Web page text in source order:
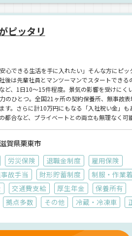
ピッタリ
心できる生活を手に入れたい」そんな方にピッ
は先輩社員とマンツーマンでスタートできる
ど、1日10〜15件程度。景気の影響を受けにく
のひとつ。全国21ヶ所の契約保養所、無事故
。さらに計10万円にもなる「入社祝い金」も
合など、プライベートとの両立も無理なく可
滋賀県栗東市
労災保険 退職金制度
雇用保険
故手当 財形貯蓄制度
制服・作業
交通費支給 厚生年金
保養所有
拠点多数 その他 冷蔵・冷凍車